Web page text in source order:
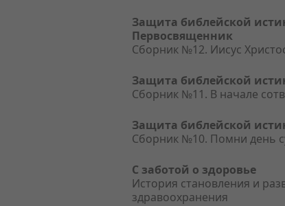
Защита библейской
Первосвященник
Сборник №12. Иисус
Защита библейской
Сборник №11. В начале
Защита библейской
Сборник №10. Помни день
С заботой о здоровье
История становления и
здравоохранения